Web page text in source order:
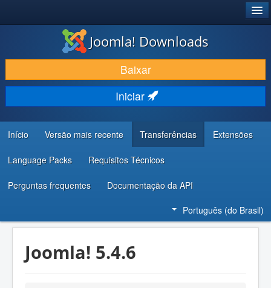
BAIXAR E APRIMORAR
DESCUBRA & APRENDA
COMUNIDADE & SUPORTE
RECURSOS PARA DESENVOLVEDORES
Joomla! Downloads
Baixar
Iniciar
Início Versão mais recente Transferências Extensões
Language Packs Requisitos Técnicos
Perguntas frequentes Documentação da API
Português (do Brasil)
Joomla! 5.4.6